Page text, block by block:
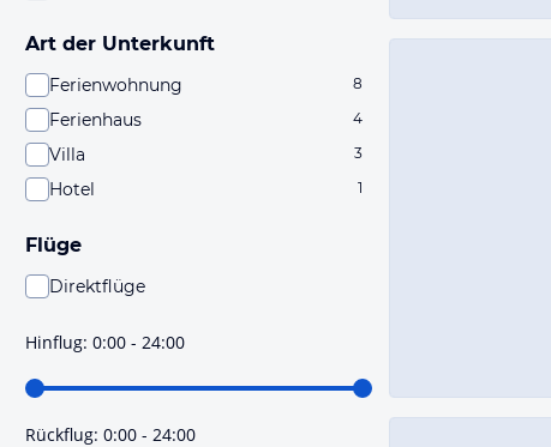
Art der Unterkunft
Ferienwohnung 8
Ferienhaus 4
Villa 3
Hotel 1
Flüge
Direktflüge
hoher Wahrscheinlichkeit Direktflüge sind. Bitte
prüfe vor der Buchung noch einmal die Flugdetails.
Hinflug: 0:00 - 24:00
Rückflug: 0:00 - 24:00